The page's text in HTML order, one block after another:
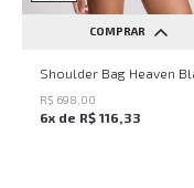
COMPRAR
UN
R$ 698 00
6x de R$ 116 33